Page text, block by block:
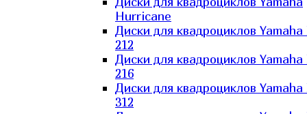
Hurricane
Диски для квадроциклов
212
Диски для квадроциклов
216
Диски для квадроциклов
312